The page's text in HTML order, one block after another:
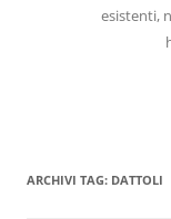
esistenti,
ARCHIVI TAG: DATTOLI